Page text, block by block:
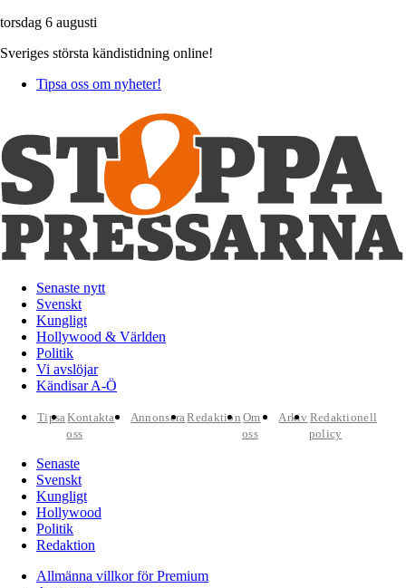
torsdag 6 augusti
Sveriges största kändistidning online!
Tipsa oss om nyheter!
Senaste nytt
Svenskt
Kungligt
Hollywood & Världen
Politik
Vi avslöjar
Kändisar A-Ö
TipsaKontakta
oss
AnnonseraRedaktion Om
oss
Arkiv Redaktionell
policy
Senaste
Svenskt
Kungligt
Hollywood
Politik
Redaktion
Allmänna villkor för Premium